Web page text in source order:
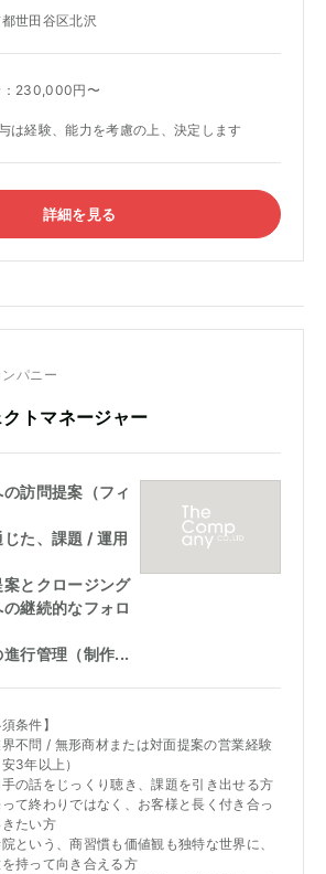
世田谷区北沢
：230,000円〜
は経験、能力を考慮の上、決定します
詳細を見る
パニー
トマネージャー
の訪問提案（フィ
じた、課題 / 運用
案とクロージング
の継続的なフォロ
進行管理（制作...
須条件】
界不問 / 無形商材または対面提案の営業経験
安3年以上）
手の話をじっくり聴き、課題を引き出せる方
って終わりではなく、お客様と長く付き合っ
たい方
院という、商習慣も価値観も独特な世界に、
持って向き合える方